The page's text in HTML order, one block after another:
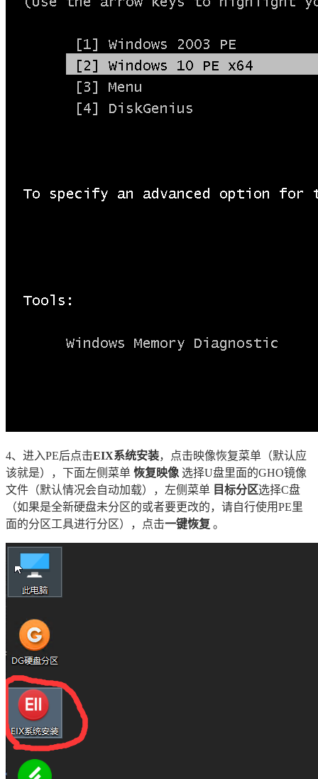
4、进入PE后点击EIX系统安装，点击映像恢复菜单（默认应
该就是），下面左侧菜单 恢复映像 选择U盘里面的GHO镜像
文件（默认情况会自动加载），左侧菜单 目标分区选择C盘
（如果是全新硬盘未分区的或者要更改的，请自行使用PE里
面的分区工具进行分区），点击一键恢复 。